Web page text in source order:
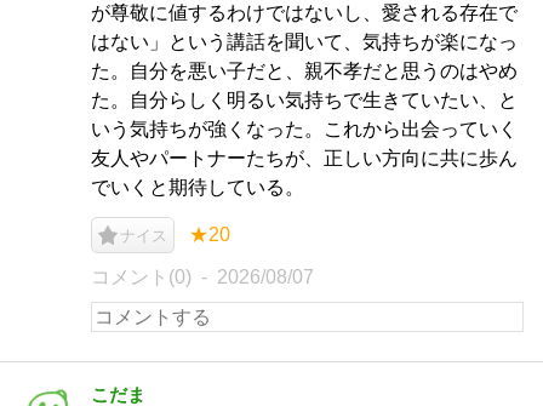
が尊敬に値するわけではないし、愛される存在で
はない」という講話を聞いて、気持ちが楽になっ
た。自分を悪い子だと、親不孝だと思うのはやめ
た。自分らしく明るい気持ちで生きていたい、と
いう気持ちが強くなった。これから出会っていく
友人やパートナーたちが、正しい方向に共に歩ん
でいくと期待している。
ナイス ★20
コメント(0) 2026/08/07
こだま